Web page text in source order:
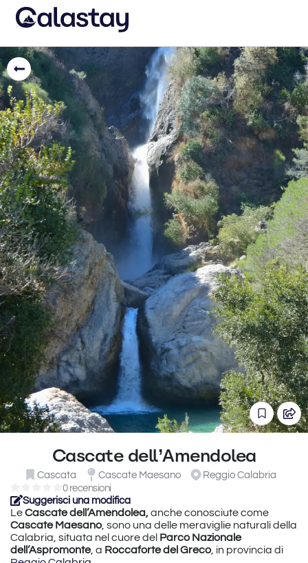
Cascate dell’Amendolea
Cascata Cascate Maesano
Reggio Calabria
0 recensioni
Suggerisci una modifica
LeCascate dell’Amendolea,anche conosciute come
Cascate Maesano, sono una delle meraviglie naturali della
Calabria, situata nel cuore del Parco Nazionale
dell’Aspromonte, a Roccaforte del Greco, in provincia di